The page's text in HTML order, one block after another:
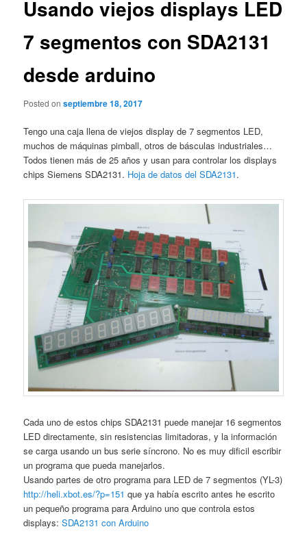
Usando viejos displays LED
7 segmentos con SDA2131
desde arduino
Posted onseptiembre 18, 2017
Tengo una caja llena de viejos display de 7 segmentos LED,
muchos de máquinas pimball, otros de básculas industriales…
Todos tienen más de 25 años y usan para controlar los displays
chips Siemens SDA2131. Hoja de datos del SDA2131.
Cada uno de estos chips SDA2131 puede manejar 16 segmentos
LED directamente, sin resistencias limitadoras, y la información
se carga usando un bus serie síncrono. No es muy dificil escribir
un programa que pueda manejarlos.
Usando partes de otro programa para LED de 7 segmentos (YL-3)
http://heli.xbot.es/?p=151 que ya había escrito antes he escrito
un pequeño programa para Arduino uno que controla estos
displays:SDA2131 con Arduino